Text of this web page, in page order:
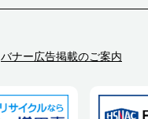
バナー広告掲載のご案内